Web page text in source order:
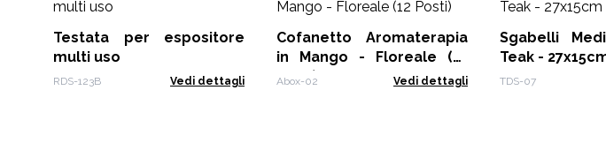
Testata per espositore
multi uso
RDS-123B Vedi dettagli
Cofanetto Aromaterapia
in Mango - Floreale (12
Posti)
Abox-02 Vedi dettagli
Sgabelli
Teak -
TDS-07